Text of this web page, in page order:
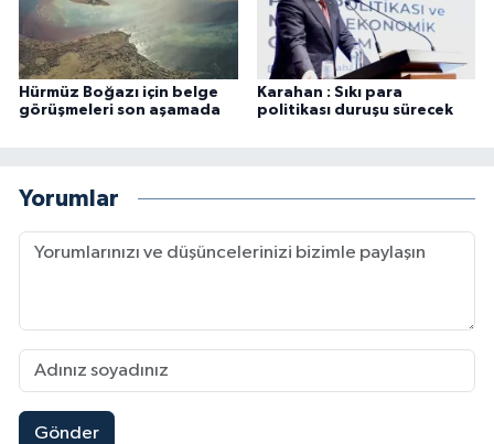
Hürmüz Boğazı için belge
görüşmeleri son aşamada
Karahan : Sıkı para
politikası duruşu sürecek
Yorumlar
Gönder